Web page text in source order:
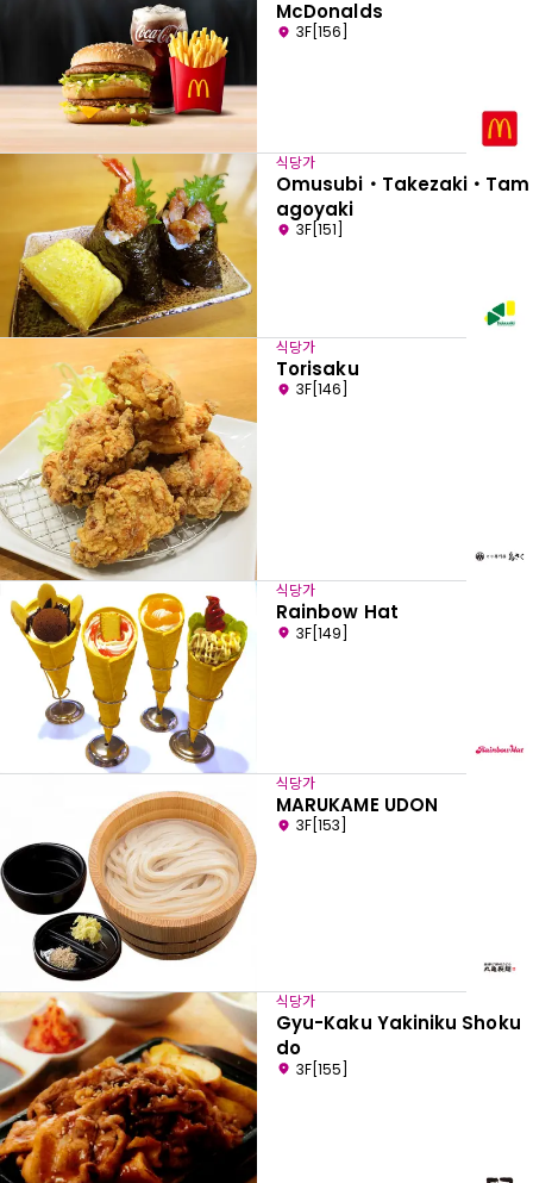
McDonalds
3F[156]
식당가
Omusubi・Takezaki・Tam
agoyaki
3F[151]
식당가
Torisaku
3F[146]
식당가
Rainbow Hat
3F[149]
식당가
MARUKAME UDON
3F[153]
식당가
Gyu-Kaku Yakiniku Shoku
do
3F[155]